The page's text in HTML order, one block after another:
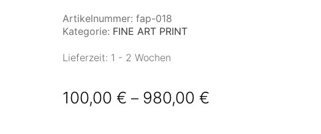
Artikelnummer: fap-018
Kategorie: FINE ART PRINT
Lieferzeit: 1 - 2 Wochen
100,00 € – 980,00 €